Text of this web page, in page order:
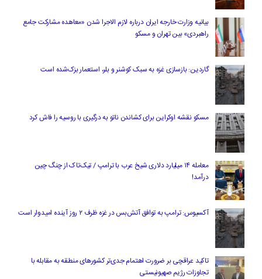
بیانیه وزارت خارجه ایران درباره لازم‌ الاجرا شدن «معاهده مشارکت جامع
راهبردی» بین تهران و مسکو
گاردین: بازسازی غزه به سبک کوشنر و بلر، استعمار بزک‌شده است
مسکو نقشه اوکراین برای کشاندن ناتو به درگیری با روسیه را فاش کرد
معامله ۱۴ میلیارد دلاری شیخ عرب با ترامپ / تیک‌تاک از چنگ چین
درآمد!
آکسیوس: ترامپ به توافق آتش‌بس در غزه ظرف ۲ روز آینده امیدوار است
تاکید عراقچی بر ضرورت اهتمام جدی‌تر کشورهای منطقه به مقابله با
تجاوزات رژیم صهیونیستی